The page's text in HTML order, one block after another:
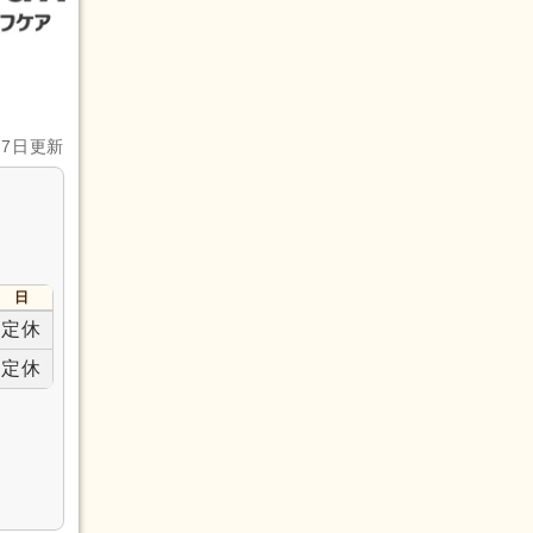
日更新
日
定休
定休